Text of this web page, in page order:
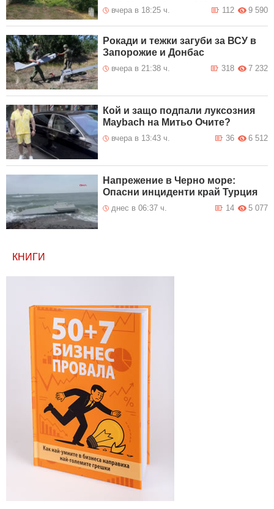
вчера в 18:25 ч. 9 590
112
Рокади и тежки загуби за ВСУ в
Запорожие и Донбас
вчера в 21:38 ч. 7 232
318
Кой и защо подпали луксозния
Maybach на Митьо Очите?
вчера в 13:43 ч. 6 512
36
Напрежение в Черно море:
Опасни инциденти край Турция
днес в 06:37 ч. 5 077
14
КНИГИ